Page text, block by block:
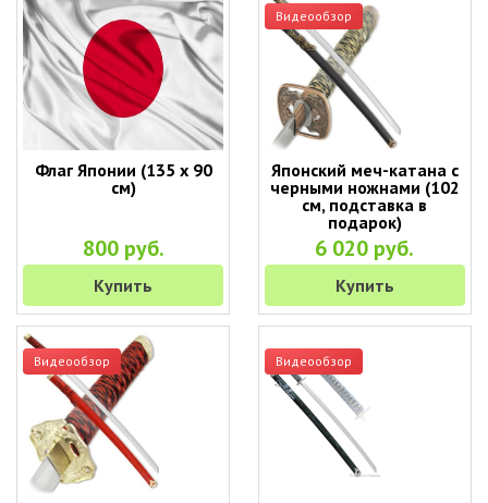
Флаг Японии (135 х 90
см)
800 руб.
Купить
Видеообзор
Японский меч-катана с
черными ножнами (102
см, подставка в
подарок)
6 020 руб.
Купить
Видеообзор Видеообзор